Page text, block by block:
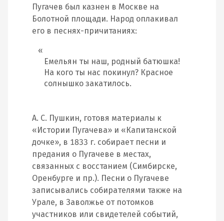
Пугачев был казнен в Москве на
Болотной площади. Народ оплакивал
его в песнях-причитаниях:
Емельян ты наш, родный батюшка!
На кого ты нас покинул? Красное
солнышко закатилось.
А. С. Пушкин, готовя материалы к
«Истории Пугачева» и «Капитанской
дочке», в 1833 г. собирает песни и
предания о Пугачеве в местах,
связанных с восстанием (Симбирске,
Оренбурге и пр.). Песни о Пугачеве
записывались собирателями также на
Урале, в Заволжье от потомков
участников или свидетелей событий,